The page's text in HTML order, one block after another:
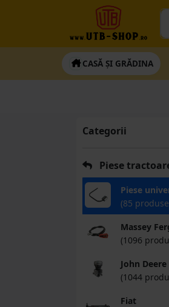
CASĂ ȘI GRĂDINA
Categorii
Piese
Piese
(85
Massey
(1096
John Deere
(1044
Fiat